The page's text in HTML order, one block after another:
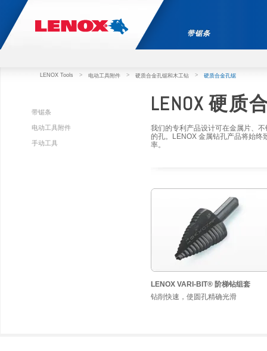
带锯条
LENOX Tools > 电动工具附件 > 硬质合金孔锯和木工钻 > 硬质合金孔锯
带锯条
电动工具附件
手动工具
LENOX 硬质
我们的专利产品设计可在金属片、
的孔。LENOX 金属钻孔产品将始终
率。
LENOX VARI-BIT® 阶梯钻组套
钻削快速，使圆孔精确光滑